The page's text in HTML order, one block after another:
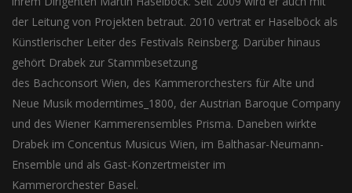
der Leitung von Projekten betraut. 2010 vertrat er Haselböck als
Künstlerischer Leiter des Festivals Reinsberg. Darüber hinaus
gehört Drabek zur Stammbesetzung
des Bachconsort Wien, des Kammerorchesters für Alte und
Neue Musik moderntimes_1800, der Austrian Baroque Company
und des Wiener Kammerensembles Prisma. Daneben wirkte
Drabek im Concentus Musicus Wien, im Balthasar-Neumann-
Ensemble und als Gast-Konzertmeister im
Kammerorchester Basel.